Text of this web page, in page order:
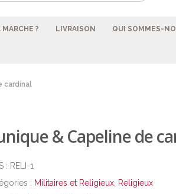
? LIVRAISON QUI SOMMES-
cardinal
& Capeline de
: RELI-1
: Militaires et Religieux, Religieux